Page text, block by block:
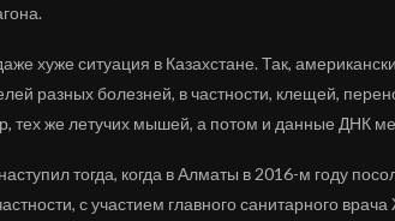
хуже ситуация в Казахстане. Так,
разных болезней, в частности, клещей,
тех же летучих мышей, а потом и данные ДНК
тогда, когда в Алматы в 2016-м году
с участием главного санитарного